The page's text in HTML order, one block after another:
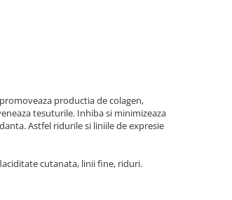
productia de colagen,
tesuturile. Inhiba si minimizeaza
Astfel ridurile si liniile de expresie
cutanata, linii fine, riduri.